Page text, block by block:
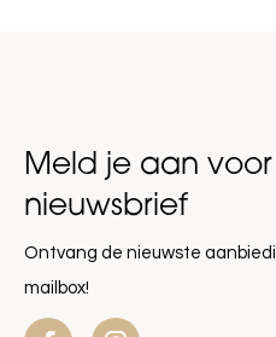
Meld je aan
nieuwsbrief
Ontvang de nieuwste
mailbox!